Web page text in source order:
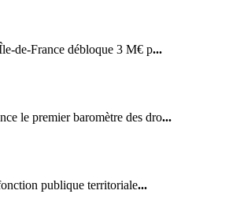
de-France débloque 3 M€ p...
le premier baromètre des dro...
publique territoriale...